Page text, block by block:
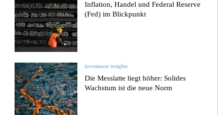
Inflation, Handel und Federal Reserve
(Fed) im Blickpunkt
investment insights
Die Messlatte liegt höher: Solides
Wachstum ist die neue Norm